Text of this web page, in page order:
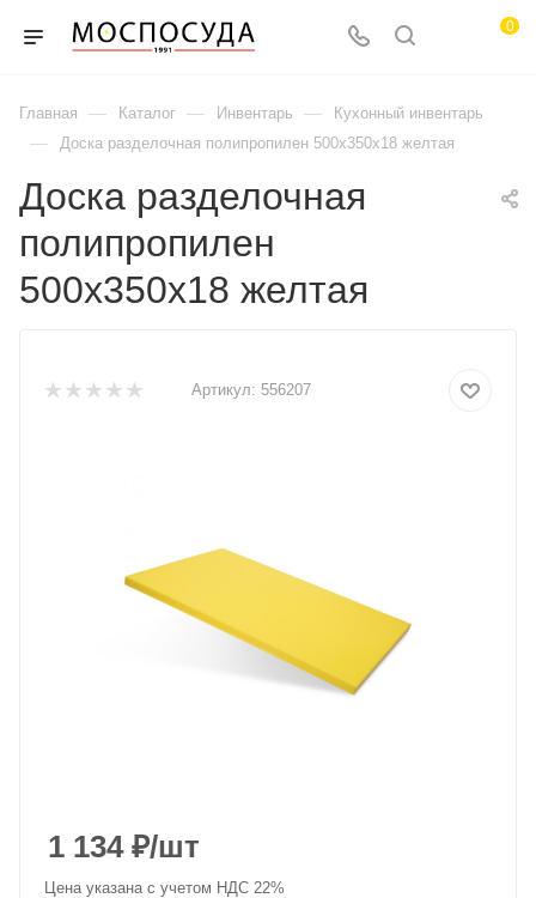
0
Главная — Каталог — Инвентарь — Кухонный инвентарь
— Доска разделочная полипропилен 500х350х18 желтая
Доска разделочная
полипропилен
500х350х18 желтая
Артикул: 556207
1 134₽/шт
Цена указана с учетом НДС 22%